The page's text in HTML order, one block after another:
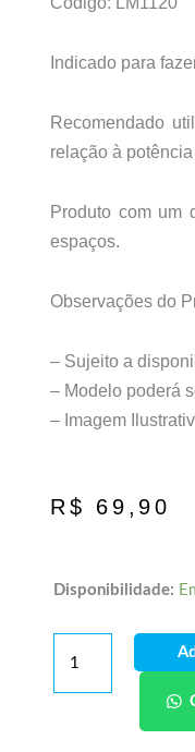
Indicado para
Recomendado
relação à
Produto com um
espaços.
Observações do
– Sujeito a
– Modelo poderá
– Imagem
R$ 69,90
Disponibilidade: